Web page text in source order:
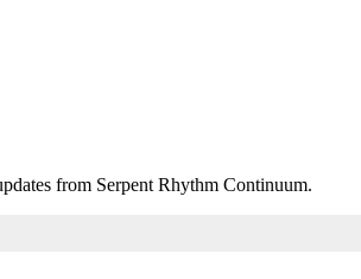
from Serpent Rhythm Continuum.